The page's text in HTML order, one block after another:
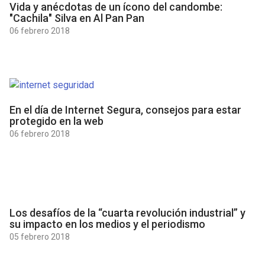
Vida y anécdotas de un ícono del candombe:
"Cachila" Silva en Al Pan Pan
06 febrero 2018
En el día de Internet Segura, consejos para estar
protegido en la web
06 febrero 2018
Los desafíos de la “cuarta revolución industrial” y
su impacto en los medios y el periodismo
05 febrero 2018